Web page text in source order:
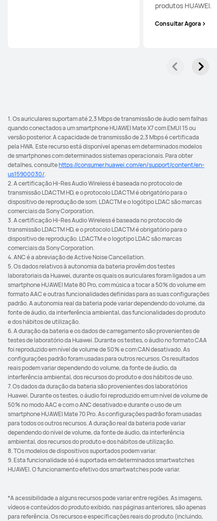
produtos HUAWEI.
Consultar Agora
1. Os auriculares suportam até 2,3 Mbps de transmissão de áudio sem falhas
quando conectados a um smartphone HUAWEI Mate X7 com EMUI 15 ou
versão posterior. A capacidade de transmissão de 2,3 Mbps é certificada
pela HWA. Este recurso está disponível apenas em determinados modelos
de smartphones com determinados sistemas operacionais. Para obter
detalhes, consultehttps://consumer.huawei.com/en/support/content/en-
us15900030/.
2. A certificação Hi-Res Audio Wireless é baseada no protocolo de
transmissão LDACTM HD, e o protocolo LDACTM é obrigatório para o
dispositivo de reprodução de som. LDACTM e o logótipo LDAC são marcas
comerciais da Sony Corporation.
3. A certificação Hi-Res Audio Wireless é baseada no protocolo de
transmissão LDACTM HD, e o protocolo LDACTM é obrigatório para o
dispositivo de reprodução. LDACTM e o logotipo LDAC são marcas
comerciais da Sony Corporation.
4. ANC é a abreviação de Active Noise Cancellation.
5. Os dados relativos à autonomia da bateria provêm dos testes
laboratoriais da Huawei, durante os quais os auriculares foram ligados a um
smartphone HUAWEI Mate 80 Pro, com música a tocar a 50% do volume em
formato AAC e outras funcionalidades definidas para as suas configurações
padrão. A autonomia real da bateria pode variar dependendo do volume, da
fonte de áudio, da interferência ambiental, das funcionalidades do produto
e dos hábitos de utilização.
6. A duração da bateria e os dados de carregamento são provenientes de
testes de laboratório da Huawei. Durante os testes, o áudio no formato CAA
foi reproduzido em nível de volume de 50% e com CAN desativado. As
configurações padrão foram usadas para outros recursos. Os resultados
reais podem variar dependendo do volume, da fonte de áudio, da
interferência ambiental, dos recursos do produto e dos hábitos de uso.
7. Os dados da duração da bateria são provenientes dos laboratórios
Huawei. Durante os testes, o áudio foi reproduzido em um nível de volume de
50% no modo AAC e com o ANC desativado e durante o uso de um
smartphone HUAWEI Mate 70 Pro. As configurações padrão foram usadas
para todos os outros recursos. A duração real da bateria pode variar
dependendo do nível de volume, da fonte de áudio, da interferência
ambiental, dos recursos do produto e dos hábitos de utilização.
8. TOs modelos de dispositivos suportados podem variar.
9. Esta funcionalidade só é suportada em determinados smartwatches
HUAWEI. O funcionamento efetivo dos smartwatches pode variar.
*A acessibilidade a alguns recursos pode variar entre regiões. As imagens,
vídeos e conteúdos do produto exibido, nas páginas anteriores, são apenas
para referência. Os recursos e especificações reais do produto (incluindo,